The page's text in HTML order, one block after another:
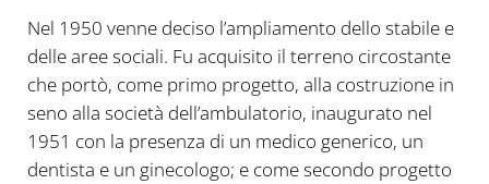
Nel 1950 venne deciso l’ampliamento dello stabile e
delle aree sociali. Fu acquisito il terreno circostante
che portò, come primo progetto, alla costruzione in
seno alla società dell’ambulatorio, inaugurato nel
1951 con la presenza di un medico generico, un
dentista e un ginecologo; e come secondo progetto